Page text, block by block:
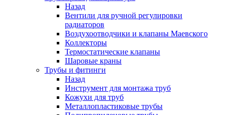
Назад
Вентили для ручной регулировки
радиаторов
Воздухоотводчики и клапаны Маевского
Коллекторы
Термостатические клапаны
Шаровые краны
Трубы и фитинги
Назад
Инструмент для монтажа труб
Кожухи для труб
Металлопластиковые трубы